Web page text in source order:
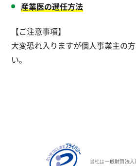
産業医の選任方法
【ご注意事項】
大変恐れ入りますが個人事業主の
い。
当社は一般財団法